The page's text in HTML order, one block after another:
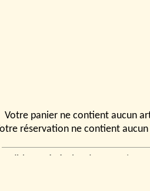
Votre panier ne contient aucun
réservation ne contient